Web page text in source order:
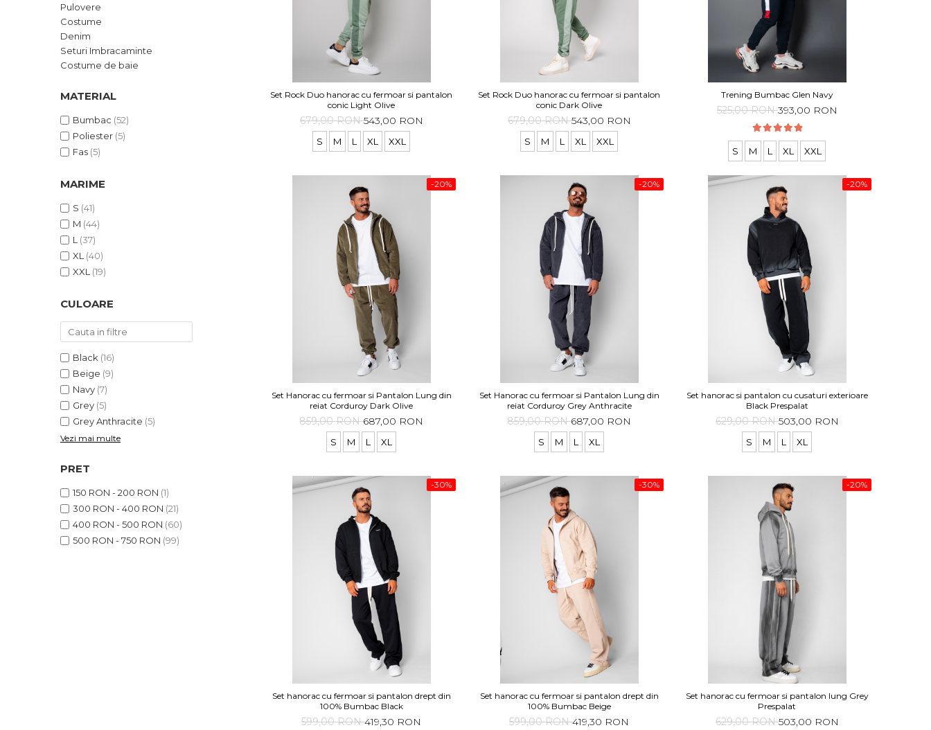
Lenjerie modelatoare
Seturi de Vara
Pantaloni scurti
Produse din IN
Produse din IN
Costume de baie
Ochelari de Soare
Pulovere
Costume
Denim
Seturi Imbracaminte
Costume de baie
MATERIAL
Bumbac (52)
Poliester (5)
Fas (5)
MARIME
S (41)
M (44)
L (37)
XL (40)
XXL (19)
CULOARE
Black (16)
Beige (9)
Navy (7)
Grey (5)
Grey Anthracite (5)
Vezi mai multe
PRET
150 RON - 200 RON (1)
300 RON - 400 RON (21)
400 RON - 500 RON (60)
500 RON - 750 RON (99)
Set Rock Duo hanorac cu fermoar si pantalon
conic Light Olive
679,00 RON543,00 RON
S M L XL XXL
Set Rock Duo hanorac cu fermoar si pantalon
conic Dark Olive
679,00 RON543,00 RON
S M L XL XXL
Trening Bumbac Glen Navy
525,00 RON393,00 RON
S M L XL XXL
-20%
Set Hanorac cu fermoar si Pantalon Lung din
reiat Corduroy Dark Olive
859,00 RON687,00 RON
S M L XL
-20%
Set Hanorac cu fermoar si Pantalon Lung din
reiat Corduroy Grey Anthracite
859,00 RON687,00 RON
S M L XL
-20%
Set hanorac si pantalon cu cusaturi exterioare
Black Prespalat
629,00 RON503,00 RON
S M L XL
-30%
Set hanorac cu fermoar si pantalon drept din
100% Bumbac Black
599,00 RON419,30 RON
-30%
Set hanorac cu fermoar si pantalon drept din
100% Bumbac Beige
599,00 RON419,30 RON
-20%
Set hanorac cu fermoar si pantalon lung Grey
Prespalat
629,00 RON503,00 RON